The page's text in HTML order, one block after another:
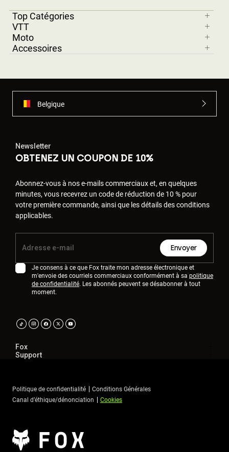
Top Catégories
VTT
Moto
Accessoires
Belgique
Newsletter
OBTENEZ UN COUPON DE 10%
Abonnez-vous à nos e-mails commerciaux et, en quelques
minutes, vous recevrez un code de réduction de 10 % pour
votre première commande, ainsi que les détails des conditions
applicables.
Envoyer
Je consens à ce que Fox traite mon adresse électronique et
m'envoie des courriels commerciaux conformément à sa politique
de confidentialité. Les abonnés peuvent se désabonner à tout
moment.
Fox
Support
Politique de confidentialité
Conditions Générales
Canal d’éthique/dénonciation
Cookies